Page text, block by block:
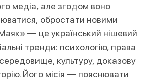
медіа, але згодом воно
обростати новими
— це український нішевий
тренди: психологію, права
культуру, доказову
Його місія — пояснювати